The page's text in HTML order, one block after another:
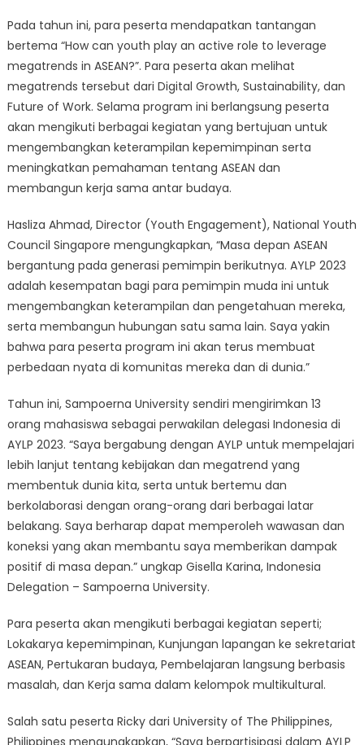
Pada tahun ini, para peserta mendapatkan tantangan
bertema “How can youth play an active role to leverage
megatrends in ASEAN?”. Para peserta akan melihat
megatrends tersebut dari Digital Growth, Sustainability, dan
Future of Work. Selama program ini berlangsung peserta
akan mengikuti berbagai kegiatan yang bertujuan untuk
mengembangkan keterampilan kepemimpinan serta
meningkatkan pemahaman tentang ASEAN dan
membangun kerja sama antar budaya.
Hasliza Ahmad, Director (Youth Engagement), National Youth
Council Singapore mengungkapkan, “Masa depan ASEAN
bergantung pada generasi pemimpin berikutnya. AYLP 2023
adalah kesempatan bagi para pemimpin muda ini untuk
mengembangkan keterampilan dan pengetahuan mereka,
serta membangun hubungan satu sama lain. Saya yakin
bahwa para peserta program ini akan terus membuat
perbedaan nyata di komunitas mereka dan di dunia.”
Tahun ini, Sampoerna University sendiri mengirimkan 13
orang mahasiswa sebagai perwakilan delegasi Indonesia di
AYLP 2023. “Saya bergabung dengan AYLP untuk mempelajari
lebih lanjut tentang kebijakan dan megatrend yang
membentuk dunia kita, serta untuk bertemu dan
berkolaborasi dengan orang-orang dari berbagai latar
belakang. Saya berharap dapat memperoleh wawasan dan
koneksi yang akan membantu saya memberikan dampak
positif di masa depan.” ungkap Gisella Karina, Indonesia
Delegation – Sampoerna University.
Para peserta akan mengikuti berbagai kegiatan seperti;
Lokakarya kepemimpinan, Kunjungan lapangan ke sekretariat
ASEAN, Pertukaran budaya, Pembelajaran langsung berbasis
masalah, dan Kerja sama dalam kelompok multikultural.
Salah satu peserta Ricky dari University of The Philippines,
Philippines mengungkapkan, “Saya berpartisipasi dalam AYLP